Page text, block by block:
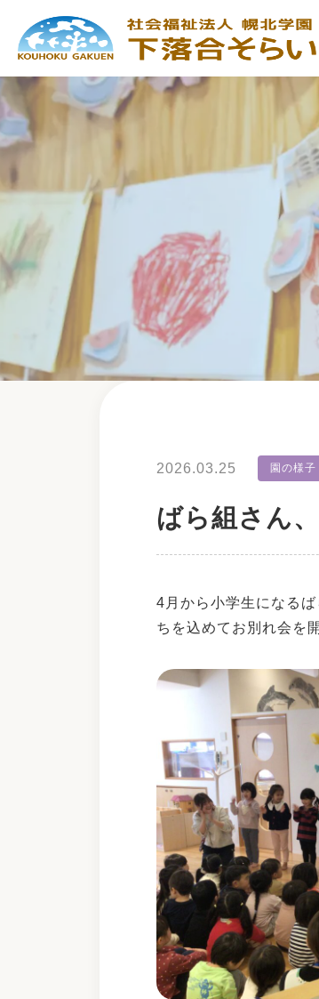
ばら組さん
2026.03.25 園の様子
4月から小学生になる
ちを込めてお別れ会を